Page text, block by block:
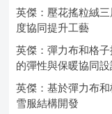
英傑：壓花搖粒絨
度協同提升工藝
英傑：彈力布和格
的彈性與保暖協同設
英傑：基於彈力布
雪服結構開發